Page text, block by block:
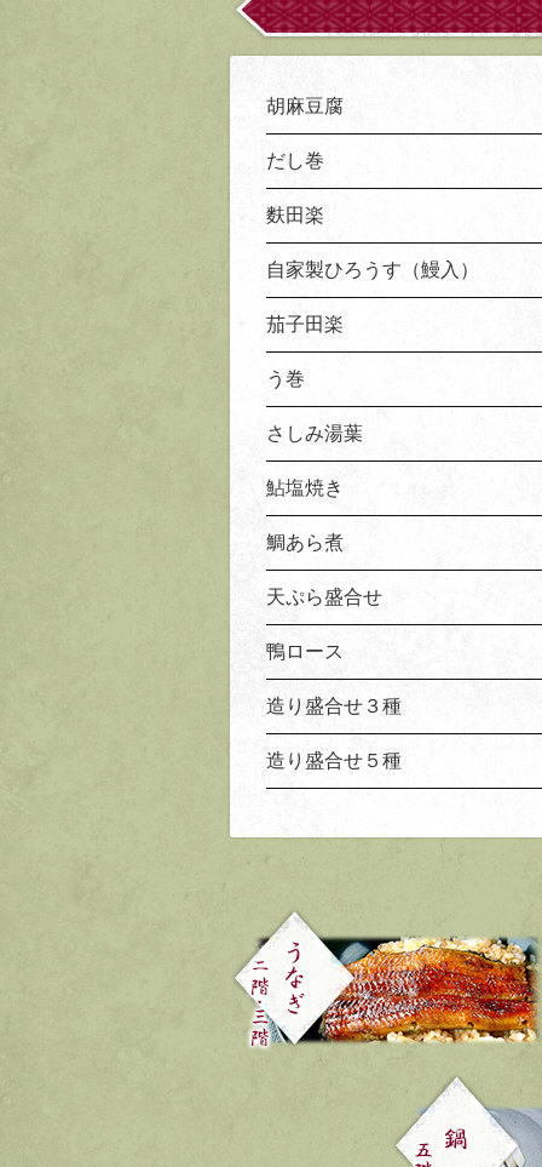
胡麻豆腐
だし巻
麩田楽
自家製ひろうす（鰻入）
茄子田楽
う巻
さしみ湯葉
鮎塩焼き
鯛あら煮
天ぷら盛合せ
鴨ロース
造り盛合せ３種
造り盛合せ５種